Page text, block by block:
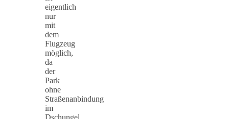
eigentlich
nur
mit
dem
Flugzeug
möglich,
da
der
Park
ohne
Straßenanbindung
im
Dschungel